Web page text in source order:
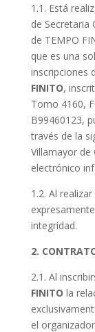
1.1. Está
de Secretaria
de TEMPO
que es una
inscripciones
FINITO,
Tomo 4160,
B99460123,
través de la
Villamayor de
electrónico
1.2. Al
integridad.
2.
2.1. Al
FINITO la
el